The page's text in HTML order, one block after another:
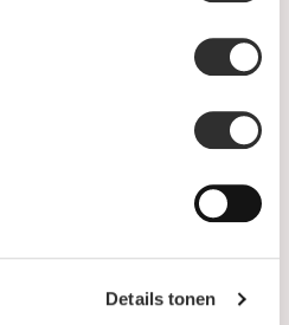
Details tonen